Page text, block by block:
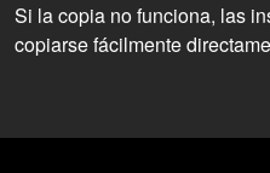
Si la copia no funciona, las
copiarse fácilmente